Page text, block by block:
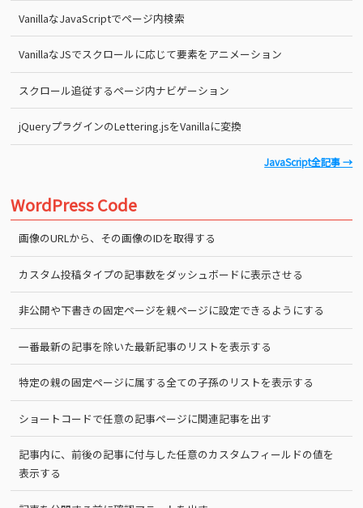
VanillaなJavaScriptでページ内検索
VanillaなJSでスクロールに応じて要素をアニメーション
スクロール追従するページ内ナビゲーション
jQueryプラグインのLettering.jsをVanillaに変換
JavaScript全記事 →
WordPress Code
画像のURLから、その画像のIDを取得する
カスタム投稿タイプの記事数をダッシュボードに表示させる
非公開や下書きの固定ページを親ページに設定できるようにする
一番最新の記事を除いた最新記事のリストを表示する
特定の親の固定ページに属する全ての子孫のリストを表示する
ショートコードで任意の記事ページに関連記事を出す
記事内に、前後の記事に付与した任意のカスタムフィールドの値を
表示する